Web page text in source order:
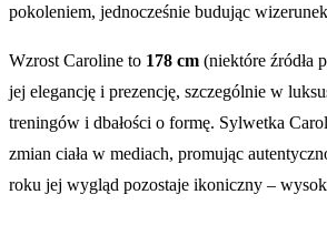
pokoleniem, jednocześnie budując
Wzrost Caroline to 178 cm (niektóre źródła
jej elegancję i prezencję, szczególnie w
treningów i dbałości o formę. Sylwetka
zmian ciała w mediach, promując
roku jej wygląd pozostaje ikoniczny –